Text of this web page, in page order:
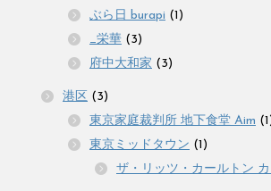
ぶら日 burapi (1)
_栄華 (3)
府中大和家 (3)
港区 (3)
東京家庭裁判所 地下食堂 Aim
東京ミッドタウン (1)
ザ・リッツ・カールトン